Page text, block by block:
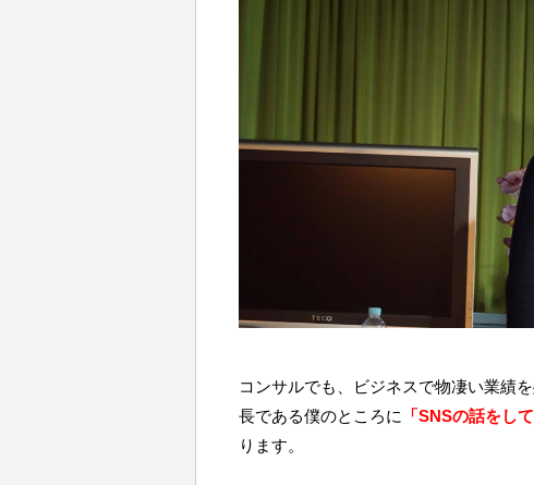
コンサルでも、ビジネスで物凄い業績
長である僕のところに
「SNSの話をし
ります。